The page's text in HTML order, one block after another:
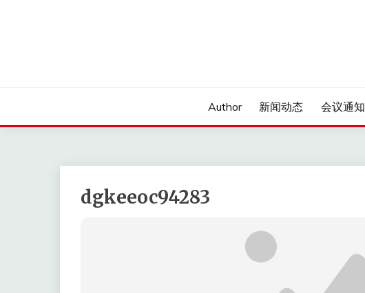
Author 新闻动态 会议通知
dgkeeoc94283